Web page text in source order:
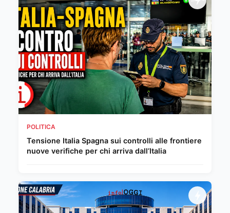
POLITICA
Tensione Italia Spagna sui controlli alle frontiere
nuove verifiche per chi arriva dall’Italia